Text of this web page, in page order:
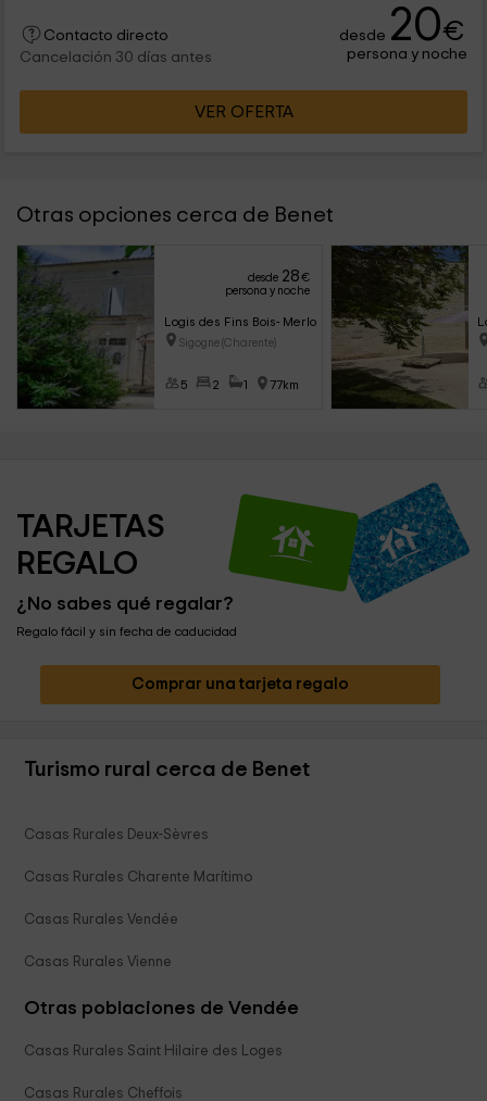
Contacto directo
Cancelación 30 días antes
desde 20€
persona y noche
VER OFERTA
Otras opciones cerca de Benet
desde 28€
persona y noche
Logis des Fins Bois- Merlot
Sigogne (Charente)
5 2 1 77km
TARJETAS
REGALO
¿No sabes qué regalar?
Regalo fácil y sin fecha de caducidad
Comprar una tarjeta regalo
Turismo rural cerca de Benet
Casas Rurales Deux-Sèvres
Casas Rurales Charente Marítimo
Casas Rurales Vendée
Casas Rurales Vienne
Otras poblaciones de Vendée
Casas Rurales Saint Hilaire des Loges
Casas Rurales Cheffois